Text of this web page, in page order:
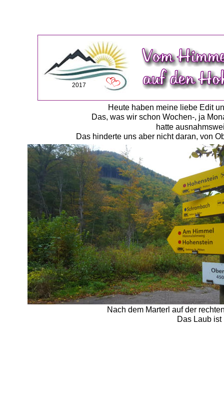
Heute haben meine liebe Edit
Das, was wir schon Wochen-, ja
hatte
Das hinderte uns aber nicht daran, von
2017
Nach dem Marterl auf der
Das Laub